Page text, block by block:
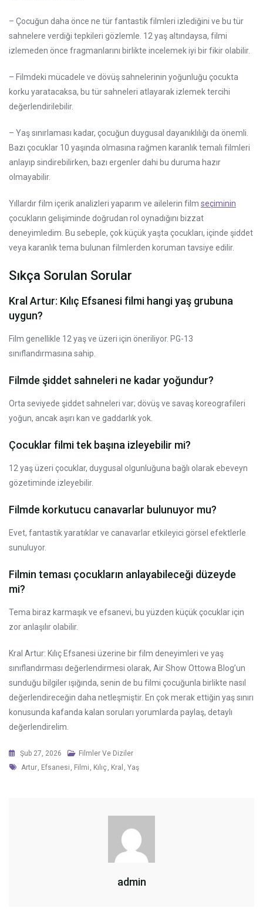
– Çocuğun daha önce ne tür fantastik filmleri izlediğini ve bu tür
sahnelere verdiği tepkileri gözlemle. 12 yaş altındaysa, filmi
izlemeden önce fragmanlarını birlikte incelemek iyi bir fikir olabilir.
– Filmdeki mücadele ve dövüş sahnelerinin yoğunluğu çocukta
korku yaratacaksa, bu tür sahneleri atlayarak izlemek tercihi
değerlendirilebilir.
– Yaş sınırlaması kadar, çocuğun duygusal dayanıklılığı da önemli.
Bazı çocuklar 10 yaşında olmasına rağmen karanlık temalı filmleri
anlayıp sindirebilirken, bazı ergenler dahi bu duruma hazır
olmayabilir.
Yıllardır film içerik analizleri yaparım ve ailelerin film seçiminin
çocukların gelişiminde doğrudan rol oynadığını bizzat
deneyimledim. Bu sebeple, çok küçük yaşta çocukları, içinde şiddet
veya karanlık tema bulunan filmlerden koruman tavsiye edilir.
Sıkça Sorulan Sorular
Kral Artur: Kılıç Efsanesi filmi hangi yaş grubuna
uygun?
Film genellikle 12 yaş ve üzeri için öneriliyor. PG-13
sınıflandırmasına sahip.
Filmde şiddet sahneleri ne kadar yoğundur?
Orta seviyede şiddet sahneleri var; dövüş ve savaş koreografileri
yoğun, ancak aşırı kan ve gaddarlık yok.
Çocuklar filmi tek başına izleyebilir mi?
12 yaş üzeri çocuklar, duygusal olgunluğuna bağlı olarak ebeveyn
gözetiminde izleyebilir.
Filmde korkutucu canavarlar bulunuyor mu?
Evet, fantastik yaratıklar ve canavarlar etkileyici görsel efektlerle
sunuluyor.
Filmin teması çocukların anlayabileceği düzeyde
mi?
Tema biraz karmaşık ve efsanevi, bu yüzden küçük çocuklar için
zor anlaşılır olabilir.
Kral Artur: Kılıç Efsanesi üzerine bir film deneyimleri ve yaş
sınıflandırması değerlendirmesi olarak, Air Show Ottowa Blog’un
sunduğu bilgiler ışığında, senin de bu filmi çocuğunla birlikte nasıl
değerlendireceğin daha netleşmiştir. En çok merak ettiğin yaş sınırı
konusunda kafanda kalan soruları yorumlarda paylaş, detaylı
değerlendirelim.
Şub 27, 2026
Filmler Ve Diziler
Tags
Artur Efsanesi Filmi Kılıç Kral Yaş
admin